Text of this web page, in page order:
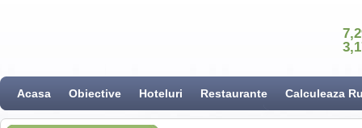
Acasa Obiective Hoteluri Restaurante Calculeaza